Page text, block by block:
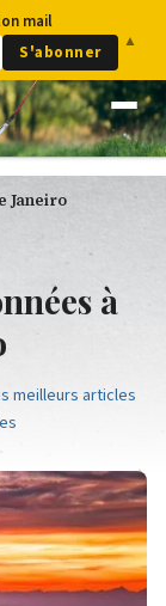
mail
S'abonner
▲
Janeiro
à
meilleurs articles